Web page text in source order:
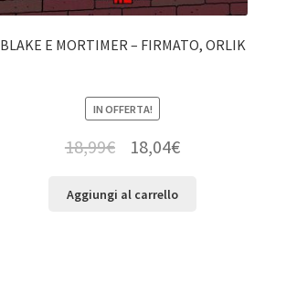
BLAKE E MORTIMER – FIRMATO, ORLIK
IN OFFERTA!
18,99€ 18,04€
Aggiungi al carrello